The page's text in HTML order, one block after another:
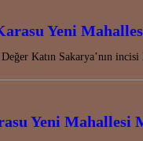
Yeni
Katın Sakarya’nın
Yeni Mahallesi